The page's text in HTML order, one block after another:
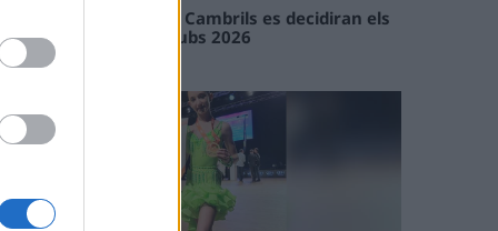
En les tirades de Flix i Cambrils es decidiran els
campions de l’Interclubs 2026
08 maig 2026